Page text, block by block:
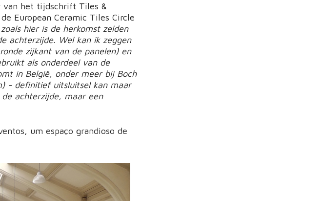
van het tijdschrift Tiles &
European Ceramic Tiles Circle
hier is de herkomst zelden
achterzijde. Wel kan ik zeggen
zijkant van de panelen) en
als onderdeel van de
in België, onder meer bij Boch
- definitief uitsluitsel kan maar
achterzijde, maar een
um espaço grandioso de